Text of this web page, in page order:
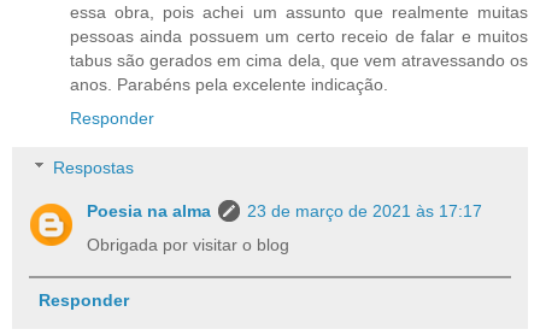
essa obra, pois achei um assunto que realmente muitas
pessoas ainda possuem um certo receio de falar e muitos
tabus são gerados em cima dela, que vem atravessando os
anos. Parabéns pela excelente indicação.
Responder
Respostas
Poesia na alma
23 de março de 2021 às 17:17
Obrigada por visitar o blog
Responder